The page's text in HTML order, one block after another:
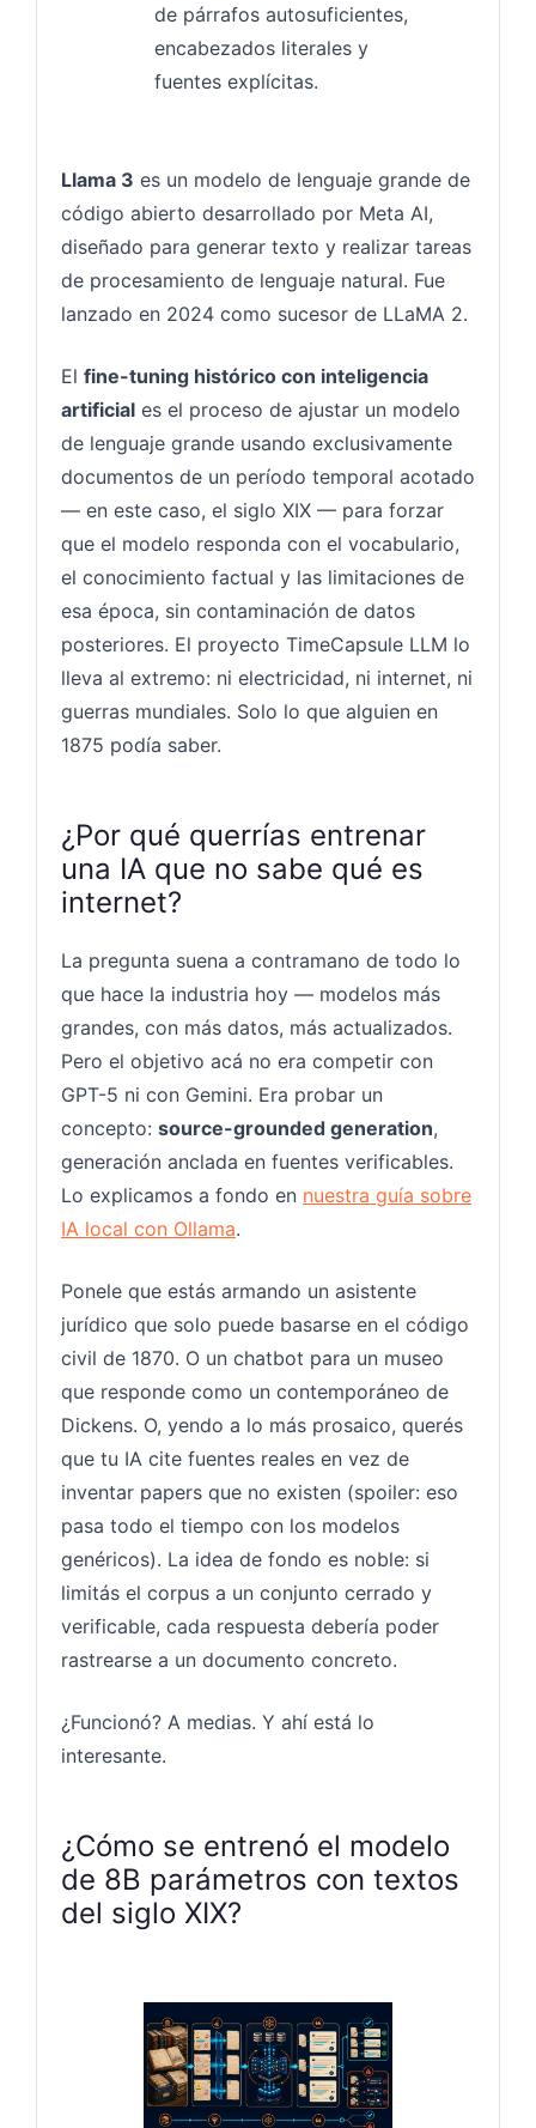
de párrafos autosuficientes,
encabezados literales y
fuentes explícitas.
Llama 3 es un modelo de lenguaje grande de
código abierto desarrollado por Meta AI,
diseñado para generar texto y realizar tareas
de procesamiento de lenguaje natural. Fue
lanzado en 2024 como sucesor de LLaMA 2.
El fine-tuning histórico con inteligencia
artificial es el proceso de ajustar un modelo
de lenguaje grande usando exclusivamente
documentos de un período temporal acotado
— en este caso, el siglo XIX — para forzar
que el modelo responda con el vocabulario,
el conocimiento factual y las limitaciones de
esa época, sin contaminación de datos
posteriores. El proyecto TimeCapsule LLM lo
lleva al extremo: ni electricidad, ni internet, ni
guerras mundiales. Solo lo que alguien en
1875 podía saber.
¿Por qué querrías entrenar
una IA que no sabe qué es
internet?
La pregunta suena a contramano de todo lo
que hace la industria hoy — modelos más
grandes, con más datos, más actualizados.
Pero el objetivo acá no era competir con
GPT-5 ni con Gemini. Era probar un
concepto: source-grounded generation,
generación anclada en fuentes verificables.
Lo explicamos a fondo en nuestra guía sobre
IA local con Ollama.
Ponele que estás armando un asistente
jurídico que solo puede basarse en el código
civil de 1870. O un chatbot para un museo
que responde como un contemporáneo de
Dickens. O, yendo a lo más prosaico, querés
que tu IA cite fuentes reales en vez de
inventar papers que no existen (spoiler: eso
pasa todo el tiempo con los modelos
genéricos). La idea de fondo es noble: si
limitás el corpus a un conjunto cerrado y
verificable, cada respuesta debería poder
rastrearse a un documento concreto.
¿Funcionó? A medias. Y ahí está lo
interesante.
¿Cómo se entrenó el modelo
de 8B parámetros con textos
del siglo XIX?